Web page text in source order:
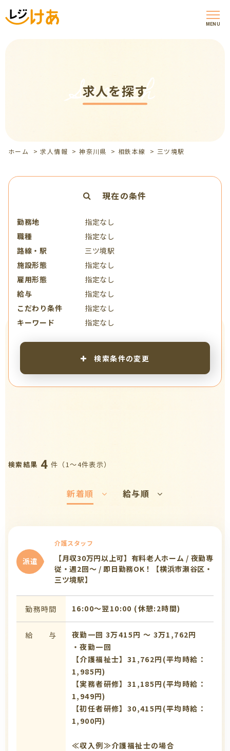
MENU
求人を探す
Search
ホーム >求人情報 >神奈川県 > 相鉄本線 > 三ツ境駅
現在の条件
勤務地
指定なし
職種
指定なし
路線・駅
三ツ境駅
施設形態
指定なし
雇用形態
指定なし
給与
指定なし
こだわり条件
指定なし
キーワード
指定なし
検索条件の変更
検索結果 4 件（1〜4件表示）
新着順 給与順
派遣
介護スタッフ
【月収30万円以上可】有料老人ホーム / 夜勤専
従・週2回〜 / 即日勤務OK！【横浜市瀬谷区・
三ツ境駅】
勤務時間 16:00〜翌10:00 (休憩:2時間)
給 与
夜勤一回 3万415円 〜 3万1,762円
・夜勤一回
【介護福祉士】31,762円(平均時給：
1,985円)
【実務者研修】31,185円(平均時給：
1,949円)
【初任者研修】30,415円(平均時給：
1,900円)
≪収入例≫介護福祉士の場合